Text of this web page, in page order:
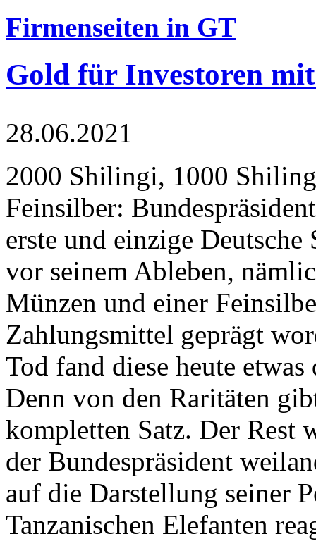
Firmenseiten in GT
Gold für Investoren
28.06.2021
2000 Shilingi, 1000
Feinsilber:
erste und einzige Deutsche
vor seinem Ableben,
Münzen und einer
Zahlungsmittel geprägt
Tod fand diese heute
Denn von den Raritäten
kompletten Satz. Der Rest
der Bundespräsident
auf die Darstellung seiner
Tanzanischen Elefanten